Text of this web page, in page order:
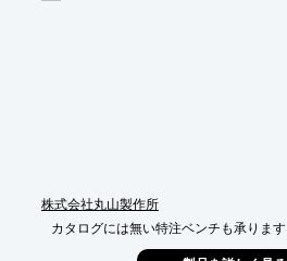
株式会社丸山製作所
カタログには無い特注ベンチも承ります